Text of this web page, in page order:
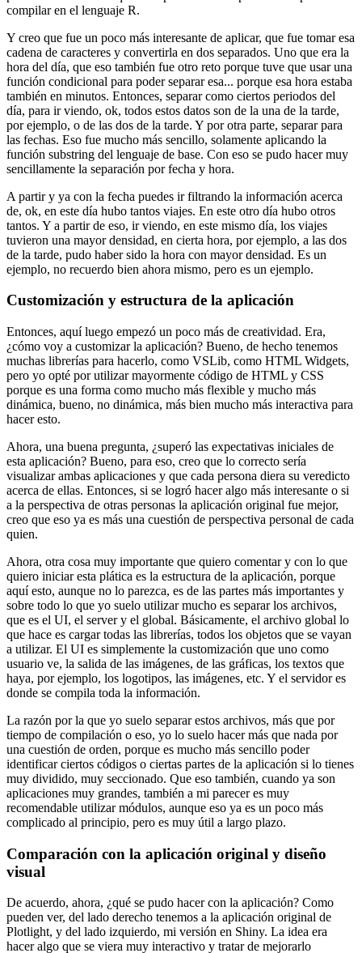
compilar en el lenguaje R.
Y creo que fue un poco más interesante de aplicar, que fue tomar esa
cadena de caracteres y convertirla en dos separados. Uno que era la
hora del día, que eso también fue otro reto porque tuve que usar una
función condicional para poder separar esa... porque esa hora estaba
también en minutos. Entonces, separar como ciertos periodos del
día, para ir viendo, ok, todos estos datos son de la una de la tarde,
por ejemplo, o de las dos de la tarde. Y por otra parte, separar para
las fechas. Eso fue mucho más sencillo, solamente aplicando la
función substring del lenguaje de base. Con eso se pudo hacer muy
sencillamente la separación por fecha y hora.
A partir y ya con la fecha puedes ir filtrando la información acerca
de, ok, en este día hubo tantos viajes. En este otro día hubo otros
tantos. Y a partir de eso, ir viendo, en este mismo día, los viajes
tuvieron una mayor densidad, en cierta hora, por ejemplo, a las dos
de la tarde, pudo haber sido la hora con mayor densidad. Es un
ejemplo, no recuerdo bien ahora mismo, pero es un ejemplo.
Customización y estructura de la aplicación
Entonces, aquí luego empezó un poco más de creatividad. Era,
¿cómo voy a customizar la aplicación? Bueno, de hecho tenemos
muchas librerías para hacerlo, como VSLib, como HTML Widgets,
pero yo opté por utilizar mayormente código de HTML y CSS
porque es una forma como mucho más flexible y mucho más
dinámica, bueno, no dinámica, más bien mucho más interactiva para
hacer esto.
Ahora, una buena pregunta, ¿superó las expectativas iniciales de
esta aplicación? Bueno, para eso, creo que lo correcto sería
visualizar ambas aplicaciones y que cada persona diera su veredicto
acerca de ellas. Entonces, si se logró hacer algo más interesante o si
a la perspectiva de otras personas la aplicación original fue mejor,
creo que eso ya es más una cuestión de perspectiva personal de cada
quien.
Ahora, otra cosa muy importante que quiero comentar y con lo que
quiero iniciar esta plática es la estructura de la aplicación, porque
aquí esto, aunque no lo parezca, es de las partes más importantes y
sobre todo lo que yo suelo utilizar mucho es separar los archivos,
que es el UI, el server y el global. Básicamente, el archivo global lo
que hace es cargar todas las librerías, todos los objetos que se vayan
a utilizar. El UI es simplemente la customización que uno como
usuario ve, la salida de las imágenes, de las gráficas, los textos que
haya, por ejemplo, los logotipos, las imágenes, etc. Y el servidor es
donde se compila toda la información.
La razón por la que yo suelo separar estos archivos, más que por
tiempo de compilación o eso, yo lo suelo hacer más que nada por
una cuestión de orden, porque es mucho más sencillo poder
identificar ciertos códigos o ciertas partes de la aplicación si lo tienes
muy dividido, muy seccionado. Que eso también, cuando ya son
aplicaciones muy grandes, también a mi parecer es muy
recomendable utilizar módulos, aunque eso ya es un poco más
complicado al principio, pero es muy útil a largo plazo.
Comparación con la aplicación original y diseño
visual
De acuerdo, ahora, ¿qué se pudo hacer con la aplicación? Como
pueden ver, del lado derecho tenemos a la aplicación original de
Plotlight, y del lado izquierdo, mi versión en Shiny. La idea era
hacer algo que se viera muy interactivo y tratar de mejorarlo